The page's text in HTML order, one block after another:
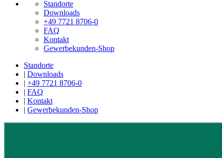
Standorte
Downloads
+49 7721 8706-0
FAQ
Kontakt
Gewerbekunden-Shop
Standorte
| Downloads
| +49 7721 8706-0
| FAQ
| Kontakt
| Gewerbekunden-Shop